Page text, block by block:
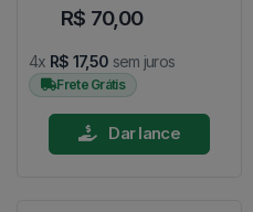
R$ 70,00
4x R$ 17,50 sem juros
Frete Grátis
Dar lance